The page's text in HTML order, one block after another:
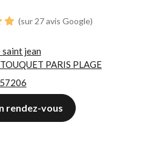
(sur 27 avis Google)
saint jean
PARIS PLAGE
rendez-vous